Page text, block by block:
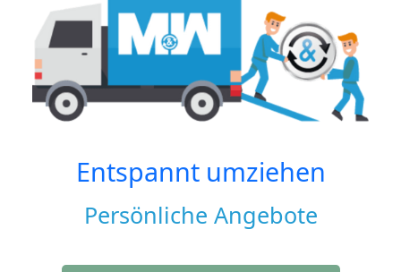
Entspannt umziehen
Persönliche Angebote